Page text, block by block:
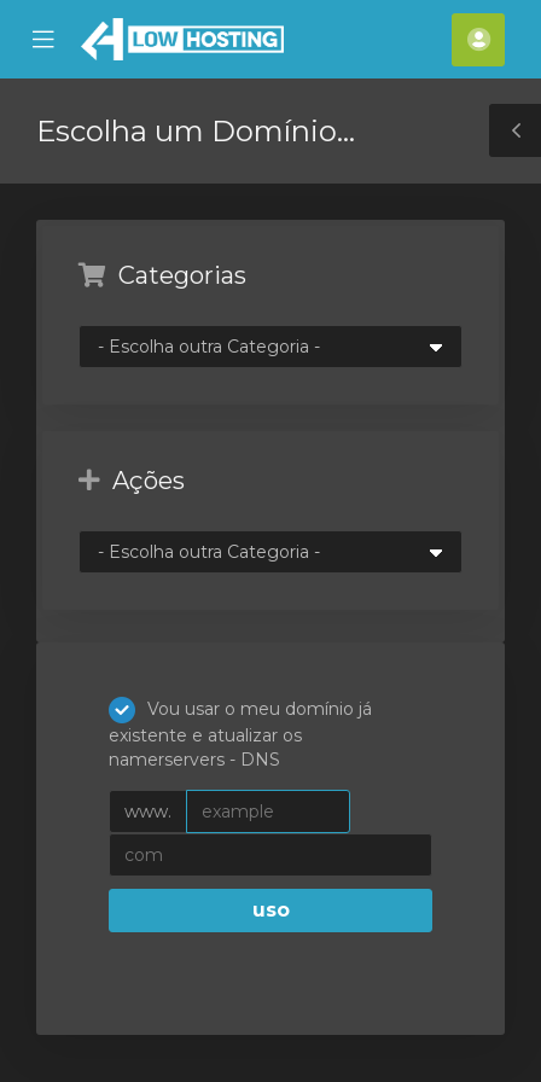
Mobile
Menu
Escolha um Domínio...
Categorias
Ações
Vou usar o meu domínio já
existente e atualizar os
namerservers - DNS
www.
uso